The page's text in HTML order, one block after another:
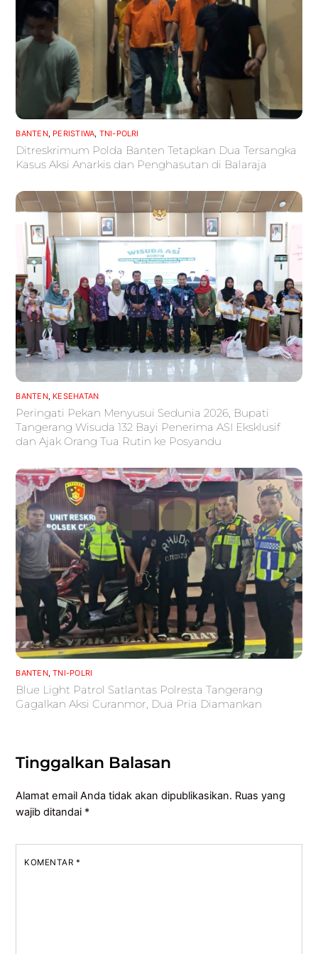
BANTEN, PERISTIWA TNI-POLRI
Ditreskrimum Polda Banten Tetapkan Dua Tersangka
Kasus Aksi Anarkis dan Penghasutan di Balaraja
BANTEN, KESEHATAN
Peringati Pekan Menyusui Sedunia 2026, Bupati
Tangerang Wisuda 132 Bayi Penerima ASI Eksklusif
dan Ajak Orang Tua Rutin ke Posyandu
BANTEN,TNI-POLRI
Blue Light Patrol Satlantas Polresta Tangerang
Gagalkan Aksi Curanmor, Dua Pria Diamankan
Tinggalkan Balasan
Alamat email Anda tidak akan dipublikasikan. Ruas yang
wajib ditandai *
KOMENTAR *